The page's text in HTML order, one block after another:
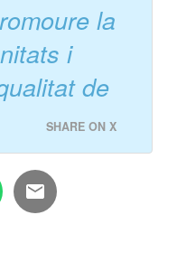
la
i
de
SHARE ON X